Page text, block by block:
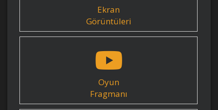
Ekran
Görüntüleri
Oyun
Fragmanı